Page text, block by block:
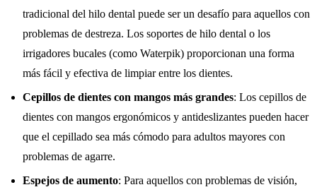
tradicional del hilo dental puede ser un desafío para aquellos con
problemas de destreza. Los soportes de hilo dental o los
irrigadores bucales (como Waterpik) proporcionan una forma
más fácil y efectiva de limpiar entre los dientes.
Cepillos de dientes con mangos más grandes: Los cepillos de
dientes con mangos ergonómicos y antideslizantes pueden hacer
que el cepillado sea más cómodo para adultos mayores con
problemas de agarre.
Espejos de aumento: Para aquellos con problemas de visión,